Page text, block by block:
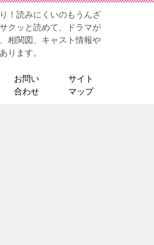
！読みにくいのもうんざ
クッと読めて、ドラマが
相関図、キャスト情報や
ります。
お問い
合わせ
サイト
マップ